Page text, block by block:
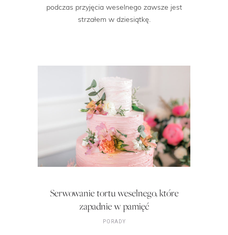
podczas przyjęcia weselnego zawsze jest
strzałem w dziesiątkę.
Serwowanie tortu weselnego, które
zapadnie w pamięć
PORADY